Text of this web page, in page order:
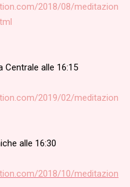
2018/08/meditazion
Centrale alle 16:15
2019/02/meditazion
alle 16:30
2018/10/meditazion